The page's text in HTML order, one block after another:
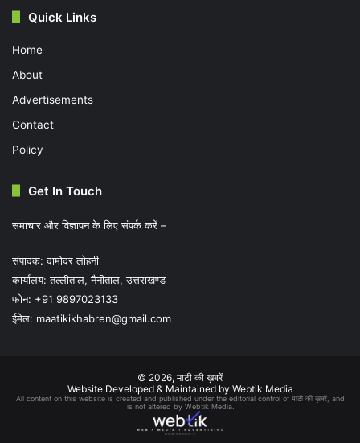
Quick Links
Home
About
Advertisements
Contact
Policy
Get In Touch
समाचार और विज्ञापन के लिए संपर्क करें –
संपादक: दामोदर लोहनी
कार्यालय: तल्लीताल, नैनीताल, उत्तराखण्ड
फोन: +91 9897023133
ईमेल: maatikikhabren@gmail.com
© 2026, माटी की ख़बरें
Website Developed & Maintained by Webtik Media
All content on this website is created and published under the editorial control of माटी की ख़बरें, and
is not altered by Webtik Media.